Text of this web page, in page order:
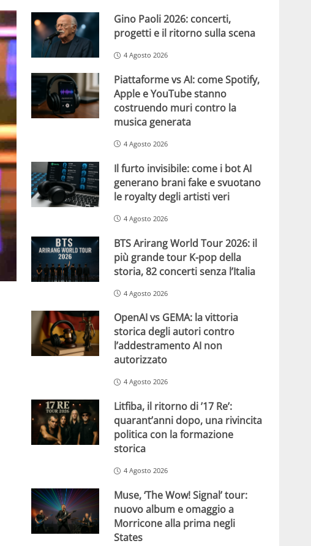
Gino Paoli 2026: concerti,
progetti e il ritorno sulla scena
4 Agosto 2026
Piattaforme vs AI: come Spotify,
Apple e YouTube stanno
costruendo muri contro la
musica generata
4 Agosto 2026
Il furto invisibile: come i bot AI
generano brani fake e svuotano
le royalty degli artisti veri
4 Agosto 2026
BTS Arirang World Tour 2026: il
più grande tour K-pop della
storia, 82 concerti senza l’Italia
4 Agosto 2026
OpenAI vs GEMA: la vittoria
storica degli autori contro
l’addestramento AI non
autorizzato
4 Agosto 2026
Litfiba, il ritorno di ’17 Re’:
quarant’anni dopo, una rivincita
politica con la formazione
storica
4 Agosto 2026
Muse, ‘The Wow! Signal’ tour:
nuovo album e omaggio a
Morricone alla prima negli
States